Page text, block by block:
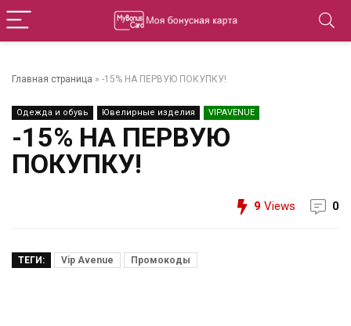
Главная страница » -15% НА ПЕРВУЮ ПОКУПКУ!
Одежда и обувь Ювелирные изделия VIPAVENUE
-15% НА ПЕРВУЮ
ПОКУПКУ!
9 Views 0
ТЕГИ: Vip Avenue Промокоды